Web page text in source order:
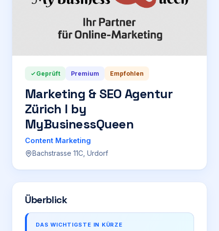
Ratgeber
Werbung
Für Firmen
Login
Firma eintragen
Geprüft Premium Empfohlen
Marketing & SEO Agentur
Zürich I by
MyBusinessQueen
Content Marketing
Bachstrasse 11C, Urdorf
Überblick
DAS WICHTIGSTE IN KÜRZE